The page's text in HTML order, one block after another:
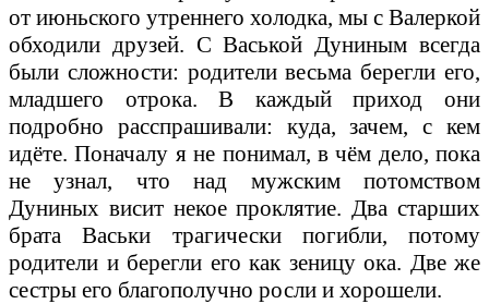
от июньского утреннего холодка, мы с Валеркой
обходили друзей. С Васькой Дуниным всегда
были сложности: родители весьма берегли его,
младшего отрока. В каждый приход они
подробно расспрашивали: куда, зачем, с кем
идёте. Поначалу я не понимал, в чём дело, пока
не узнал, что над мужским потомством
Дуниных висит некое проклятие. Два старших
брата Васьки трагически погибли, потому
родители и берегли его как зеницу ока. Две же
сестры его благополучно росли и хорошели.